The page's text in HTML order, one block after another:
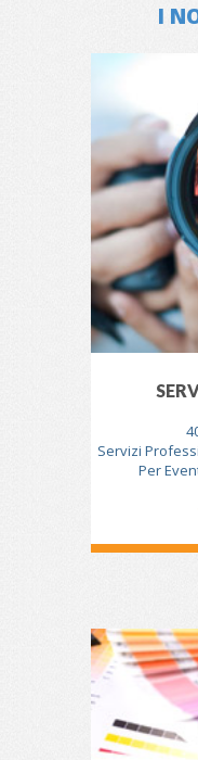
I
Servizi
Per